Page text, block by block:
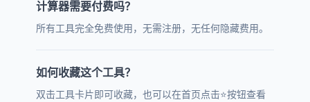
计算器需要付费吗？
所有工具完全免费使用，无需注册，无任何隐藏费用。
如何收藏这个工具？
双击工具卡片即可收藏，也可以在首页点击⭐按钮查看